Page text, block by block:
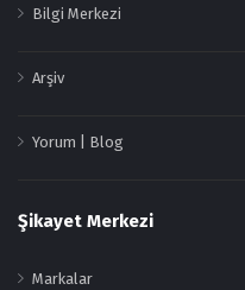
Bilgi Merkezi
Arşiv
Yorum | Blog
Şikayet Merkezi
Markalar